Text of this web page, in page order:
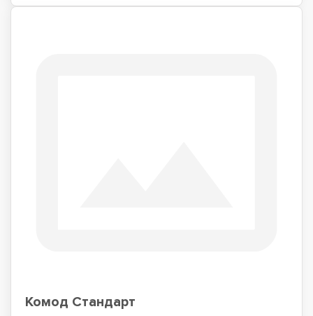
Комод Стандарт